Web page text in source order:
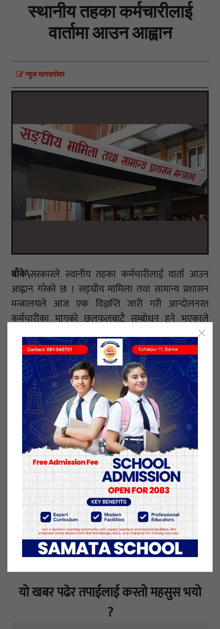
स्थानीय तहका कर्मचारीलाई
वार्तामा आउन आह्वान
न्युज मानसराेवर
बाँके\सरकारले स्थानीय तहका कर्मचारीलाई वार्ता आउन
आह्वान गरेको छ । सङ्घीय मामिला तथा सामान्य प्रशासन
मन्त्रालयले आज एक विज्ञप्ति जारी गरी आन्दोलनरत
कर्मचारीका मागको छलफलबाटै सम्बोधन हुने भएकाले
वार्तामा आउन आह्वान गरेको हो ।
कर्मचारी केन्द्रीय सङ्घर्ष समिति र स्थानीय तह कर्मचारी
संयुक्त माग कार्यान्वयन परिचालन समितिले हरेक दिन
काठमाडौँको माइतीघरमण्डलदेखि बानेश्वरसम्म प्रदर्शन गर्दै
आएका छन् ।
यही असोज १५ देखि सडक आन्दोलन थालेका स्थानीय तहका
कर्मचारीले १९ असोजदेखि नियमित कामकाजसमेत ठप्प
पारेका छन् ।
२३ आश्विन २०८०, मंगलवार प्रकाशित
यो खबर पढेर तपाईलाई कस्तो महसुस भयो
?